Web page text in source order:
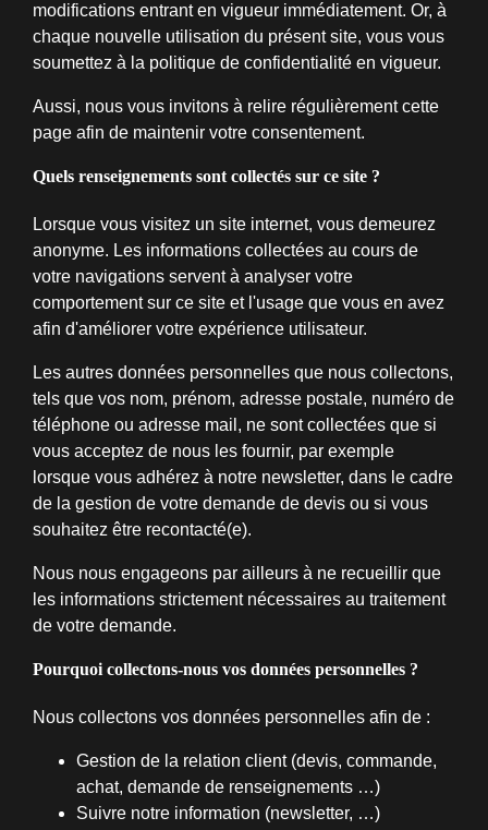
modifications entrant en vigueur immédiatement. Or, à
chaque nouvelle utilisation du présent site, vous vous
soumettez à la politique de confidentialité en vigueur.
Aussi, nous vous invitons à relire régulièrement cette
page afin de maintenir votre consentement.
Quels renseignements sont collectés sur ce site ?
Lorsque vous visitez un site internet, vous demeurez
anonyme. Les informations collectées au cours de
votre navigations servent à analyser votre
comportement sur ce site et l'usage que vous en avez
afin d'améliorer votre expérience utilisateur.
Les autres données personnelles que nous collectons,
tels que vos nom, prénom, adresse postale, numéro de
téléphone ou adresse mail, ne sont collectées que si
vous acceptez de nous les fournir, par exemple
lorsque vous adhérez à notre newsletter, dans le cadre
de la gestion de votre demande de devis ou si vous
souhaitez être recontacté(e).
Nous nous engageons par ailleurs à ne recueillir que
les informations strictement nécessaires au traitement
de votre demande.
Pourquoi collectons-nous vos données personnelles ?
Nous collectons vos données personnelles afin de :
Gestion de la relation client (devis, commande,
achat, demande de renseignements …)
Suivre notre information (newsletter, …)